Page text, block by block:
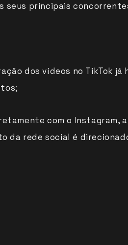
principais
dos vídeos no TikTok já
com o Instagram,
da rede social é